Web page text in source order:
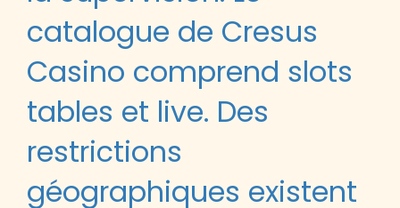
catalogue de Cresus
Casino comprend slots
tables et live. Des
restrictions
géographiques existent